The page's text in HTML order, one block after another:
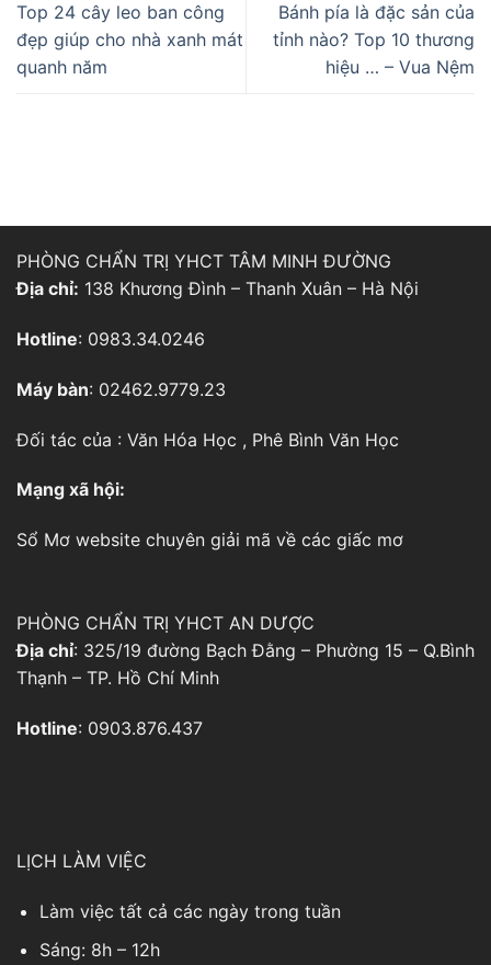
Top 24 cây leo ban công
đẹp giúp cho nhà xanh mát
quanh năm
Bánh pía là đặc sản của
tỉnh nào? Top 10 thương
hiệu … – Vua Nệm
PHÒNG CHẨN TRỊ YHCT TÂM MINH ĐƯỜNG
Địa chỉ: 138 Khương Đình – Thanh Xuân – Hà Nội
Hotline: 0983.34.0246
Máy bàn: 02462.9779.23
Đối tác của : Văn Hóa Học , Phê Bình Văn Học
Mạng xã hội:
Sổ Mơ website chuyên giải mã về các giấc mơ
PHÒNG CHẨN TRỊ YHCT AN DƯỢC
Địa chỉ: 325/19 đường Bạch Đằng – Phường 15 – Q.Bình
Thạnh – TP. Hồ Chí Minh
Hotline: 0903.876.437
LỊCH LÀM VIỆC
Làm việc tất cả các ngày trong tuần
Sáng: 8h – 12h